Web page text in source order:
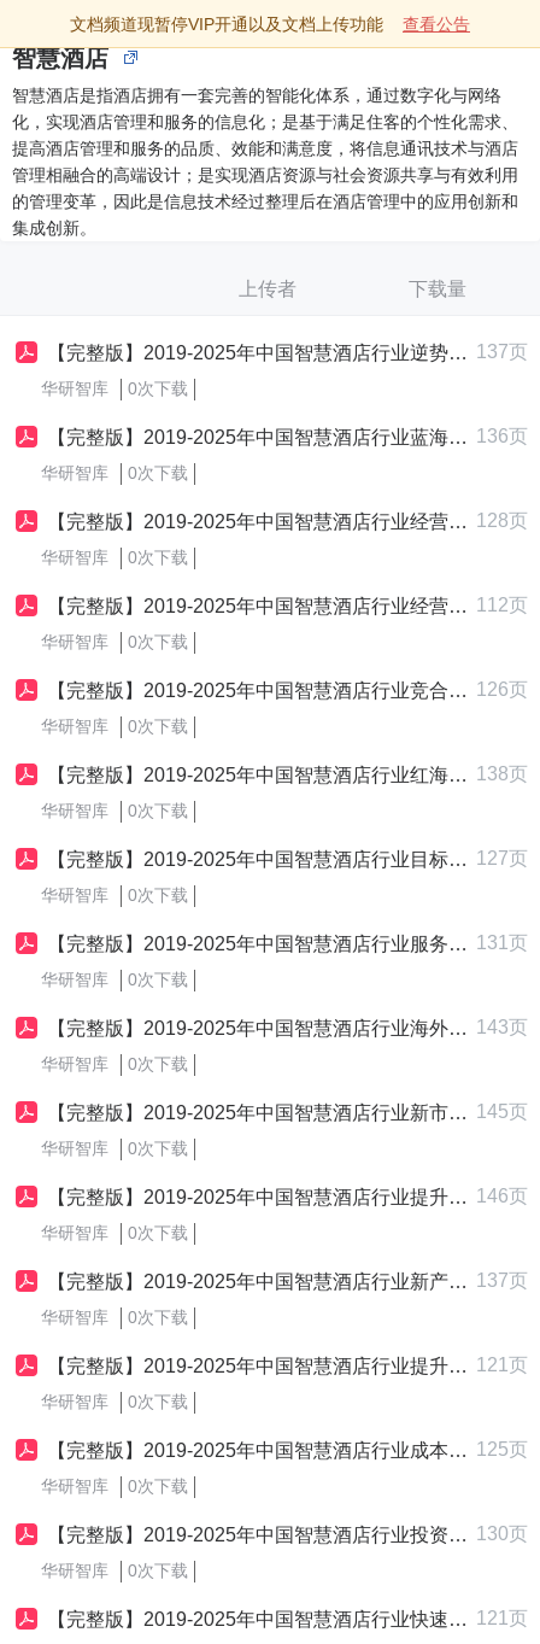
文档频道现暂停VIP开通以及文档上传功能 查看公告
智慧酒店
智慧酒店是指酒店拥有一套完善的智能化体系，通过数字化与网络
化，实现酒店管理和服务的信息化；是基于满足住客的个性化需求、
提高酒店管理和服务的品质、效能和满意度，将信息通讯技术与酒店
管理相融合的高端设计；是实现酒店资源与社会资源共享与有效利用
的管理变革，因此是信息技术经过整理后在酒店管理中的应用创新和
集成创新。
上传者 下载量
【完整版】2019-2025年中国智慧酒店行业逆势突围战略制定与实施研究报告 137页
华研智库 0次下载
【完整版】2019-2025年中国智慧酒店行业蓝海市场战略制定与实施研究报告 136页
华研智库 0次下载
【完整版】2019-2025年中国智慧酒店行业经营发展战略及规划制定与实施研究报告 128页
华研智库 0次下载
【完整版】2019-2025年中国智慧酒店行业经营管理战略制定与实施研究报告 112页
华研智库 0次下载
【完整版】2019-2025年中国智慧酒店行业竞合策略制定与实施研究报告 126页
华研智库 0次下载
【完整版】2019-2025年中国智慧酒店行业红海市场战略制定与实施研究报告 138页
华研智库 0次下载
【完整版】2019-2025年中国智慧酒店行业目标市场选择策略制定与实施研究报告 127页
华研智库 0次下载
【完整版】2019-2025年中国智慧酒店行业服务竞争策略制定与实施研究报告 131页
华研智库 0次下载
【完整版】2019-2025年中国智慧酒店行业海外新兴市场开拓策略制定与实施研究报告 143页
华研智库 0次下载
【完整版】2019-2025年中国智慧酒店行业新市场开拓策略制定与实施研究报告 145页
华研智库 0次下载
【完整版】2019-2025年中国智慧酒店行业提升企业核心竞争力战略制定与实施研究报告 146页
华研智库 0次下载
【完整版】2019-2025年中国智慧酒店行业新产品进入市场策略制定与实施研究报告 137页
华研智库 0次下载
【完整版】2019-2025年中国智慧酒店行业提升产品竞争力策略制定与实施研究报告 121页
华研智库 0次下载
【完整版】2019-2025年中国智慧酒店行业成本领先战略制定与实施研究报告 125页
华研智库 0次下载
【完整版】2019-2025年中国智慧酒店行业投资战略制定与实施研究报告 130页
华研智库 0次下载
【完整版】2019-2025年中国智慧酒店行业快速做大市场规模策略制定与实施研究报告 121页